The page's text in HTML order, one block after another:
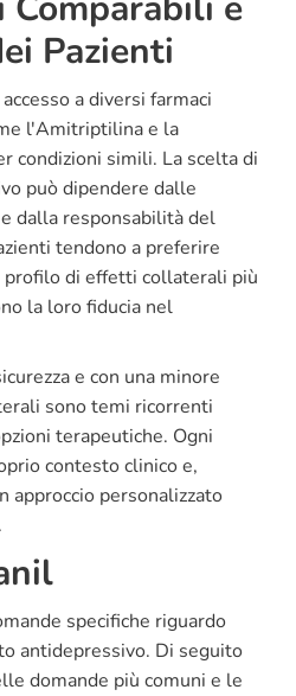
Pazienti
a diversi farmaci
l'Amitriptilina e la
condizioni simili. La scelta di
può dipendere dalle
dalla responsabilità del
tendono a preferire
profilo di effetti collaterali più
la loro fiducia nel
e con una minore
sono temi ricorrenti
terapeutiche. Ogni
contesto clinico e,
approccio personalizzato
specifiche riguardo
antidepressivo. Di seguito
domande più comuni e le